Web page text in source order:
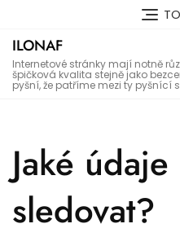
content
ILONAF
Internetové stránky mají notně
špičková kvalita stejně jako
pyšní, že patříme mezi ty pyšnící
Jaké
sledovat?